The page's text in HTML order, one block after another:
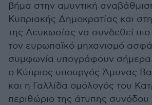
βήμα στην αμυντική
Κυπριακής Δημοκρατίας και
της Λευκωσίας να συνδεθεί
τον ευρωπαϊκό μηχανισμό
συμφωνία υπογράφουν σήμερα
ο Κύπριος υπουργός Άμυνας
και η Γαλλίδα ομόλογός του
περιθώριο της άτυπης